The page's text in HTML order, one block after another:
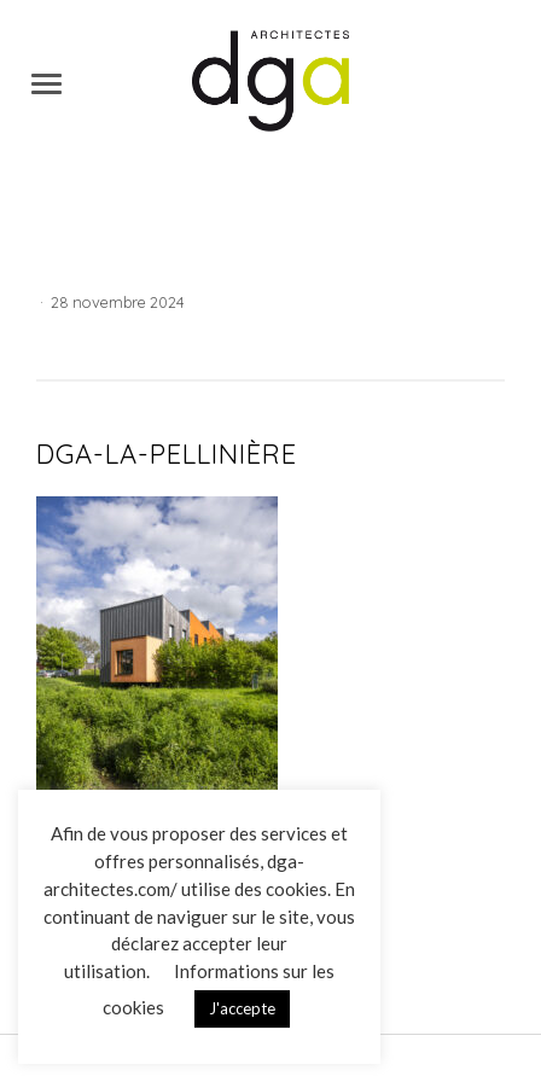
L’AGENCE
RÉALISATIONS
ACTUALITÉS
CONTACT
· 28 novembre 2024
DGA-LA-PELLINIÈRE
DGA-La-Pellinière
Afin de vous proposer des services et
offres personnalisés, dga-
architectes.com/ utilise des cookies. En
continuant de naviguer sur le site, vous
déclarez accepter leur
utilisation.
Informations sur les
cookies
J'accepte